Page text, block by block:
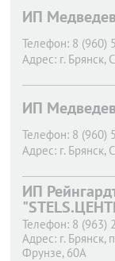
ИП
Телефон: 8 (960)
Адрес: г. Брянск,
ИП
Телефон: 8 (960)
Адрес: г. Брянск,
ИП
Телефон: 8 (963)
Адрес: г. Брянск,
Фрунзе, 60А